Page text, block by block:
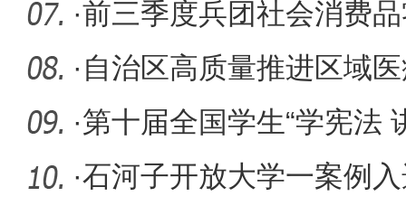
·前三季度兵团社会消费
7.6%
· 自治区高质量推进区域
·第十届全国学生“学宪法
举办
·石河子开放大学一案例